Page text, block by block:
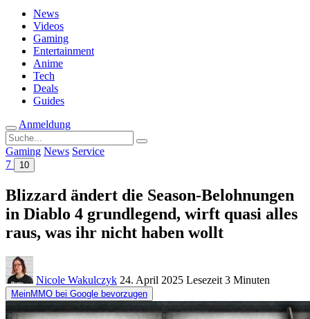
News
Videos
Gaming
Entertainment
Anime
Tech
Deals
Guides
Anmeldung
Suche
nach:
Gaming News Service
7
10
Blizzard ändert die Season-Belohnungen
in Diablo 4 grundlegend, wirft quasi alles
raus, was ihr nicht haben wollt
Nicole Wakulczyk 24. April 2025 Lesezeit 3 Minuten
MeinMMO bei Google bevorzugen